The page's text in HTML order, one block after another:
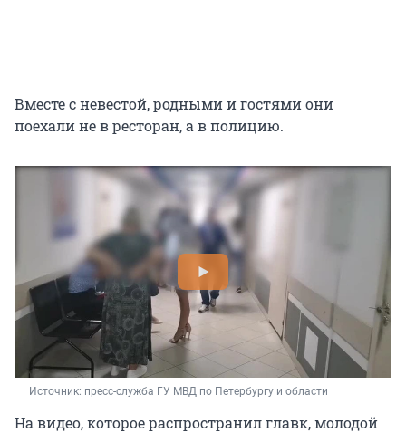
Вместе с невестой, родными и гостями они
поехали не в ресторан, а в полицию.
Источник: пресс-служба ГУ МВД по Петербургу и области
На видео, которое распространил главк, молодой